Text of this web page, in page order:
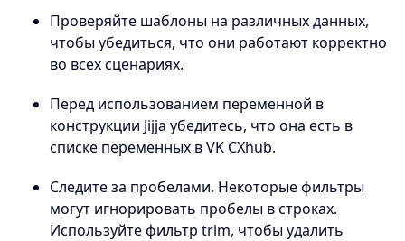
Проверяйте шаблоны на различных данных,
чтобы убедиться, что они работают корректно
во всех сценариях.
Перед использованием переменной в
конструкции Jijja убедитесь, что она есть в
списке переменных в VK CXhub.
Следите за пробелами. Некоторые фильтры
могут игнорировать пробелы в строках.
Используйте фильтр trim, чтобы удалить